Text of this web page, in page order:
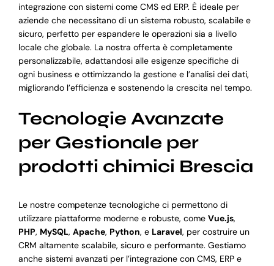
integrazione con sistemi come CMS ed ERP. È ideale per
aziende che necessitano di un sistema robusto, scalabile e
sicuro, perfetto per espandere le operazioni sia a livello
locale che globale. La nostra offerta è completamente
personalizzabile, adattandosi alle esigenze specifiche di
ogni business e ottimizzando la gestione e l’analisi dei dati,
migliorando l’efficienza e sostenendo la crescita nel tempo.
Tecnologie Avanzate
per Gestionale per
prodotti chimici Brescia
Le nostre competenze tecnologiche ci permettono di
utilizzare piattaforme moderne e robuste, come Vue.js,
PHP, MySQL, Apache, Python, e Laravel, per costruire un
CRM altamente scalabile, sicuro e performante. Gestiamo
anche sistemi avanzati per l’integrazione con CMS, ERP e